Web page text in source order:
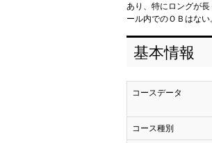
あり、特にロングが
ール内でのＯＢはな
基本情報
コースデータ
コース種別